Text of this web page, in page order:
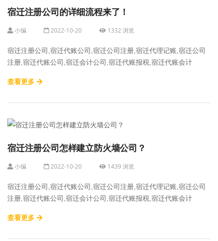
宿迁注册公司的详细流程来了！
小编 2022-10-20 1332 浏览
宿迁注册公司,宿迁代账公司,宿迁公司注册,宿迁代理记账,宿迁公司
注册,宿迁代账公司,宿迁会计公司,宿迁代账报税,宿迁代账会计
查看更多
宿迁注册公司怎样建立防火墙公司？
小编 2022-10-20 1439 浏览
宿迁注册公司,宿迁代账公司,宿迁公司注册,宿迁代理记账,宿迁公司
注册,宿迁代账公司,宿迁会计公司,宿迁代账报税,宿迁代账会计
查看更多